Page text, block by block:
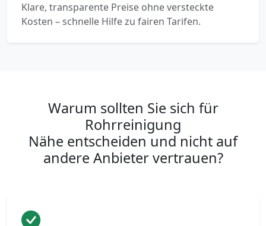
Klare, transparente Preise ohne versteckte
Kosten – schnelle Hilfe zu fairen Tarifen.
Warum sollten Sie sich für
Rohrreinigung
Nähe entscheiden und nicht auf
andere Anbieter vertrauen?